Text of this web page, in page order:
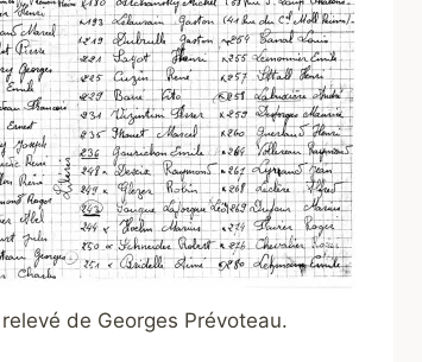
de Georges Prévoteau.